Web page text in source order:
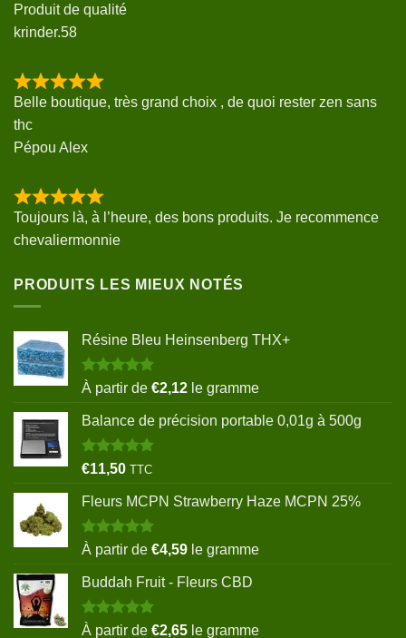
Produit de qualité
krinder.58
Belle boutique, très grand choix , de quoi rester zen sans
thc
Pépou Alex
Toujours là, à l’heure, des bons produits. Je recommence
chevaliermonnie
PRODUITS LES MIEUX NOTÉS
Résine Bleu Heinsenberg THX+
Note5.00
sur 5
À partir de €2,12 le gramme
Balance de précision portable 0,01g à 500g
Note5.00
€11,50 TTC
Fleurs MCPN Strawberry Haze MCPN 25%
Note5.00
sur 5
À partir de €4,59 le gramme
Buddah Fruit - Fleurs CBD
Note5.00
À partir de €2,65 le gramme